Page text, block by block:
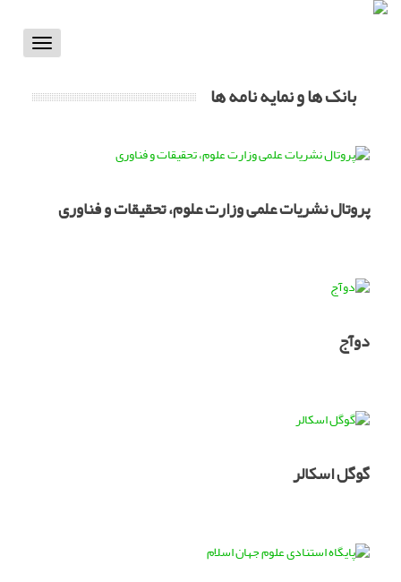
Toggle
بانک ها و نمایه نامه ها
پروتال نشریات علمی وزارت علوم، تحقیقات و فناوری
دوآج
گوگل اسکالر